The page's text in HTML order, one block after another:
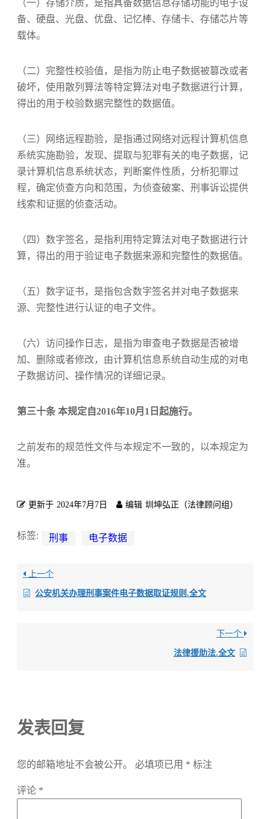
（一）存储介质，是指具备数据信息存储功能的电子设
备、硬盘、光盘、优盘、记忆棒、存储卡、存储芯片等
载体。
（二）完整性校验值，是指为防止电子数据被篡改或者
破坏，使用散列算法等特定算法对电子数据进行计算，
得出的用于校验数据完整性的数据值。
（三）网络远程勘验，是指通过网络对远程计算机信息
系统实施勘验，发现、提取与犯罪有关的电子数据，记
录计算机信息系统状态，判断案件性质，分析犯罪过
程，确定侦查方向和范围，为侦查破案、刑事诉讼提供
线索和证据的侦查活动。
（四）数字签名，是指利用特定算法对电子数据进行计
算，得出的用于验证电子数据来源和完整性的数据值。
（五）数字证书，是指包含数字签名并对电子数据来
源、完整性进行认证的电子文件。
（六）访问操作日志，是指为审查电子数据是否被增
加、删除或者修改，由计算机信息系统自动生成的对电
子数据访问、操作情况的详细记录。
第三十条 本规定自2016年10月1日起施行。
之前发布的规范性文件与本规定不一致的，以本规定为
准。
更新于 2024年7月7日 编辑 圳坤弘正（法律顾问组）
标签: 刑事 电子数据
上一个
公安机关办理刑事案件电子数据取证规则.全文
下一个
法律援助法.全文
发表回复
您的邮箱地址不会被公开。 必填项已用 * 标注
评论 *